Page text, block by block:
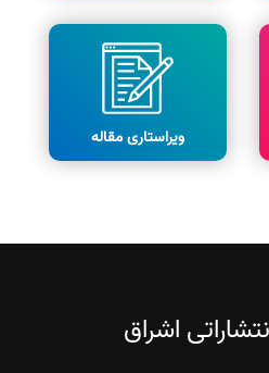
ویراستاری مقاله
اشراق